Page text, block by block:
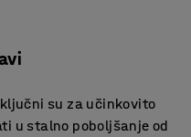
su za učinkovito
u stalno poboljšanje od